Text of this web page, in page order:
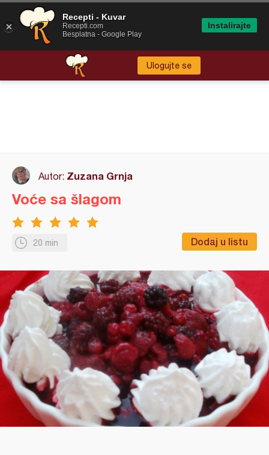
Ulogujte se
Autor: Zuzana Grnja
20 min Dodaj u listu
Voće sa šlagom
Recepti - Kuvar
Recepti.com
Besplatna - Google Play
Instalirajte